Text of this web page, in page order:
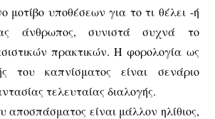
μοτίβο υποθέσεων για το τι θέλει -ή
άνθρωπος, συνιστά συχνά το
πρακτικών. Η φορολογία ως
του καπνίσματος είναι σενάριο
τελευταίας διαλογής.
αποσπάσματος είναι μάλλον ηλίθιος,